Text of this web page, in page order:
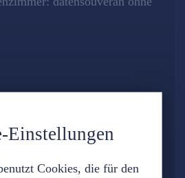
Einstellungen
Cookies, die für den